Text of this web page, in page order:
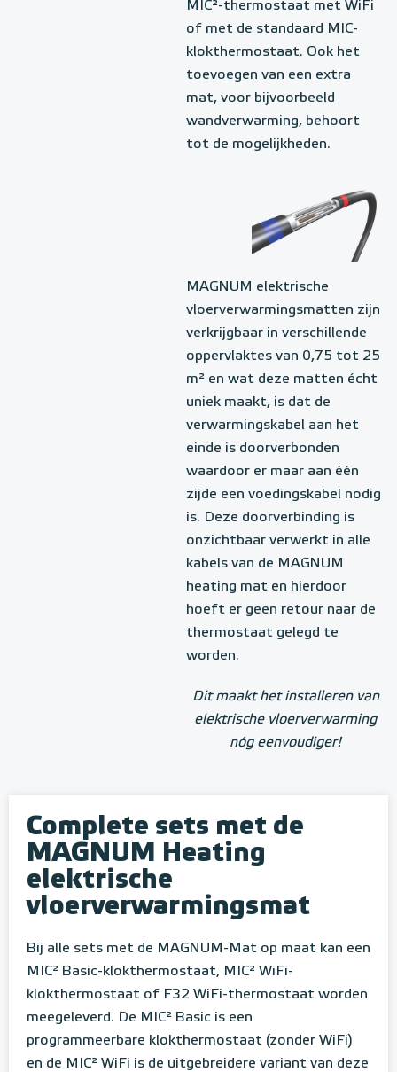
MIC²-thermostaat met WiFi
of met de standaard MIC-
klokthermostaat. Ook het
toevoegen van een extra
mat, voor bijvoorbeeld
wandverwarming, behoort
tot de mogelijkheden.
MAGNUM elektrische
vloerverwarmingsmatten zijn
verkrijgbaar in verschillende
oppervlaktes van 0,75 tot 25
m² en wat deze matten écht
uniek maakt, is dat de
verwarmingskabel aan het
einde is doorverbonden
waardoor er maar aan één
zijde een voedingskabel nodig
is. Deze doorverbinding is
onzichtbaar verwerkt in alle
kabels van de MAGNUM
heating mat en hierdoor
hoeft er geen retour naar de
thermostaat gelegd te
worden.
Dit maakt het installeren van
elektrische vloerverwarming
nóg eenvoudiger!
Complete sets met de
MAGNUM Heating
elektrische
vloerverwarmingsmat
Bij alle sets met de MAGNUM-Mat op maat kan een
MIC² Basic-klokthermostaat, MIC² WiFi-
klokthermostaat of F32 WiFi-thermostaat worden
meegeleverd. De MIC² Basic is een
programmeerbare klokthermostaat (zonder WiFi)
en de MIC² WiFi is de uitgebreidere variant van deze